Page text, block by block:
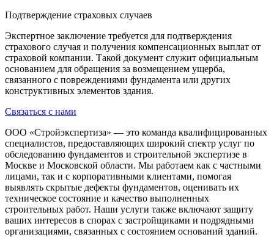
Подтверждение страховых случаев
Экспертное заключение требуется для подтверждения
страхового случая и получения компенсационных выплат от
страховой компании. Такой документ служит официальным
основанием для обращения за возмещением ущерба,
связанного с повреждениями фундамента или других
конструктивных элементов здания.
Связаться с нами
ООО «Стройэкспертиза» — это команда квалифицированных
специалистов, предоставляющих широкий спектр услуг по
обследованию фундаментов и строительной экспертизе в
Москве и Московской области. Мы работаем как с частными
лицами, так и с корпоративными клиентами, помогая
выявлять скрытые дефекты фундаментов, оценивать их
техническое состояние и качество выполненных
строительных работ. Наши услуги также включают защиту
ваших интересов в спорах с застройщиками и подрядными
организациями, связанных с состоянием оснований зданий.